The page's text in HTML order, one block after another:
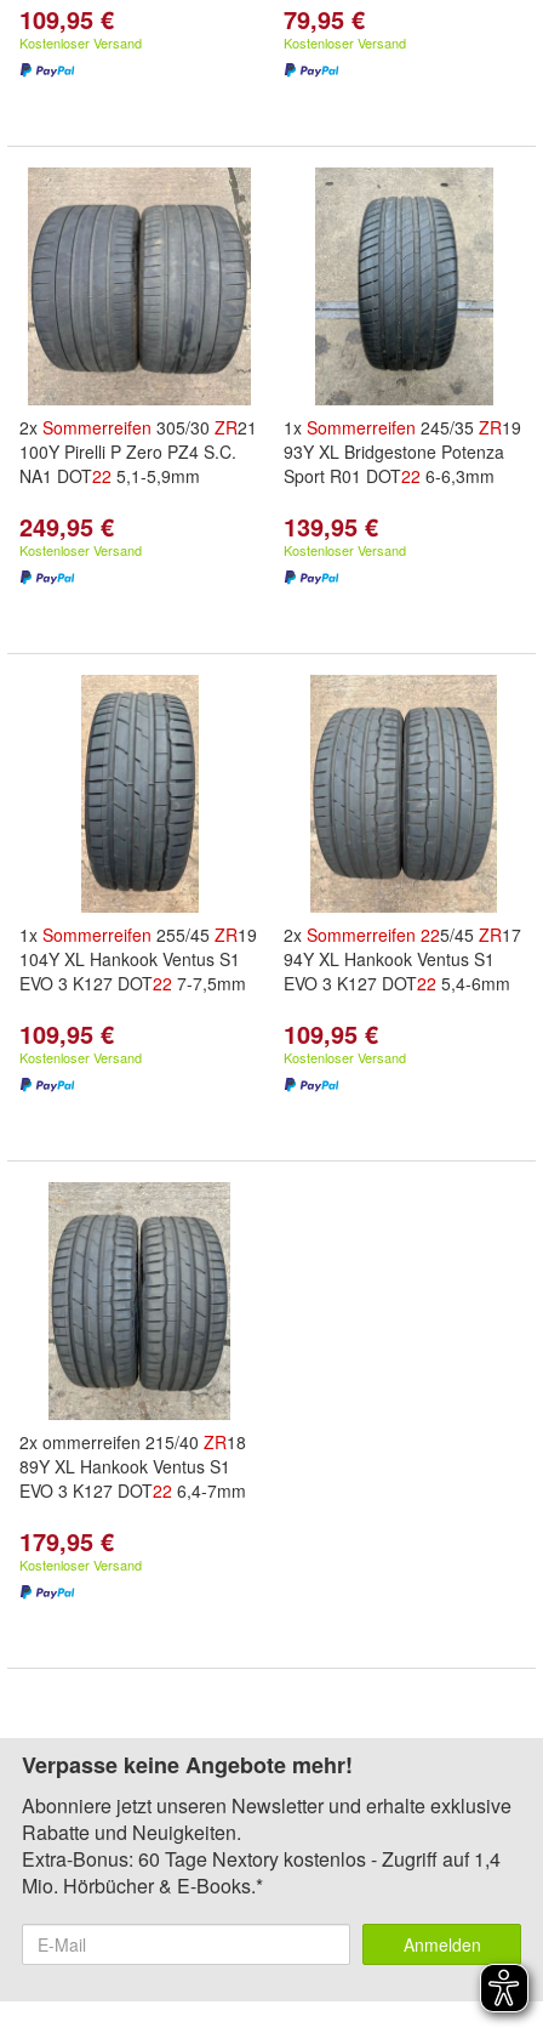
109,95 €
Kostenloser Versand
79,95 €
Kostenloser Versand
2x Sommerreifen 305/30 ZR21
100Y Pirelli P Zero PZ4 S.C.
NA1 DOT22 5,1-5,9mm
249,95 €
Kostenloser Versand
1x Sommerreifen 245/35 ZR19
93Y XL Bridgestone Potenza
Sport R01 DOT22 6-6,3mm
139,95 €
Kostenloser Versand
1x Sommerreifen 255/45 ZR19
104Y XL Hankook Ventus S1
EVO 3 K127 DOT22 7-7,5mm
109,95 €
Kostenloser Versand
2x Sommerreifen 225/45 ZR17
94Y XL Hankook Ventus S1
EVO 3 K127 DOT22 5,4-6mm
109,95 €
Kostenloser Versand
2x ommerreifen 215/40 ZR18
89Y XL Hankook Ventus S1
EVO 3 K127 DOT22 6,4-7mm
179,95 €
Kostenloser Versand
Verpasse keine Angebote mehr!
Abonniere jetzt unseren Newsletter und erhalte exklusive
Rabatte und Neuigkeiten.
Extra-Bonus: 60 Tage Nextory kostenlos - Zugriff auf 1,4
Mio. Hörbücher & E-Books.*
Anmelden